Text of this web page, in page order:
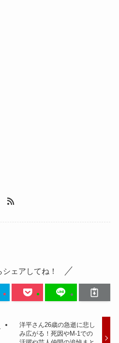
ェアしてね！
洋平さん26歳の急逝に悲し
み広がる！死因やM-1での